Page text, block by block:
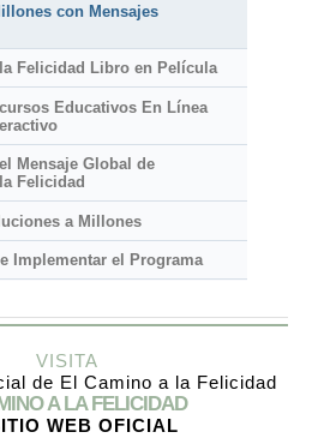
con Mensajes
Felicidad Libro en Película
Educativos En Línea
Mensaje Global de
Felicidad
a Millones
Implementar el Programa
VISITA
A LA FELICIDAD
WEB OFICIAL